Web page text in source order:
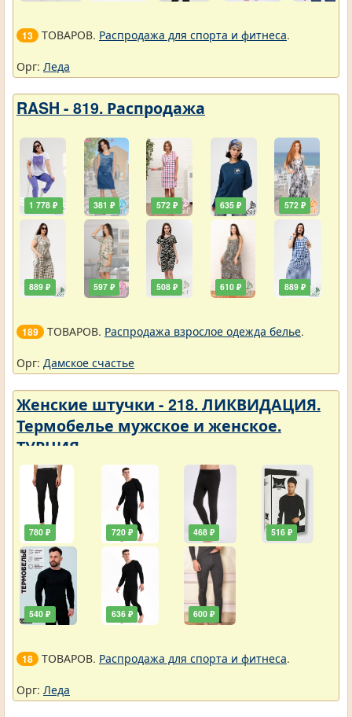
13 ТОВАРОВ. Распродажа для спорта и фитнеса.
Орг: Леда
RASH - 819. Распродажа
1 778 ₽
889 ₽
381 ₽
597 ₽
572 ₽
508 ₽
635 ₽
610 ₽
572 ₽
889 ₽
189 ТОВАРОВ. Распродажа взрослое одежда белье.
Орг: Дамское счастье
Женские штучки - 218. ЛИКВИДАЦИЯ.
Термобелье мужское и женское.
ТУРЦИЯ
780 ₽
540 ₽
720 ₽
636 ₽
468 ₽
600 ₽
516 ₽
18 ТОВАРОВ. Распродажа для спорта и фитнеса.
Орг: Леда